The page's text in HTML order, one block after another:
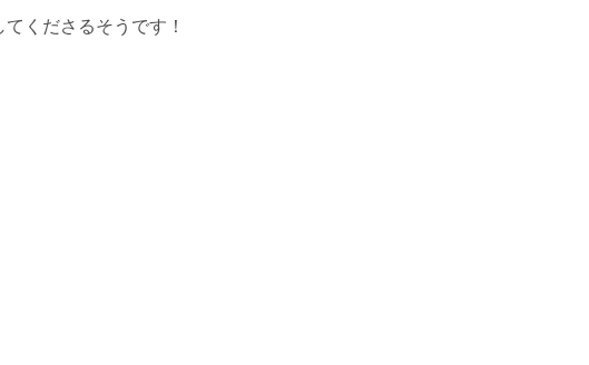
てくださるそうです！